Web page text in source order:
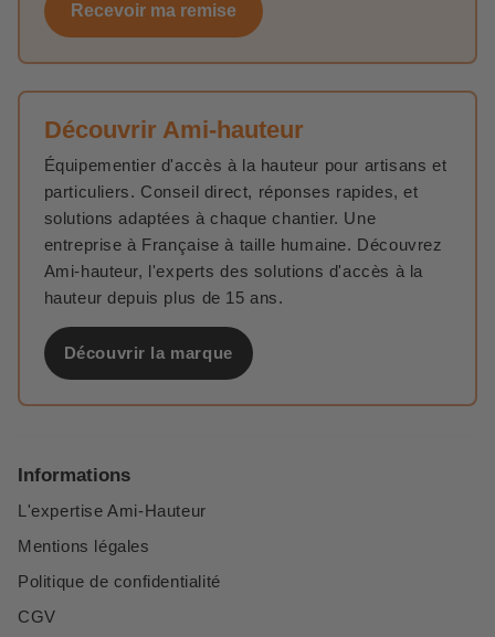
Recevoir ma remise
Découvrir Ami-hauteur
Équipementier d'accès à la hauteur pour artisans et
particuliers. Conseil direct, réponses rapides, et
solutions adaptées à chaque chantier. Une
entreprise à Française à taille humaine. Découvrez
Ami-hauteur, l'experts des solutions d'accès à la
hauteur depuis plus de 15 ans.
Découvrir la marque
Informations
L'expertise Ami-Hauteur
Mentions légales
Politique de confidentialité
CGV